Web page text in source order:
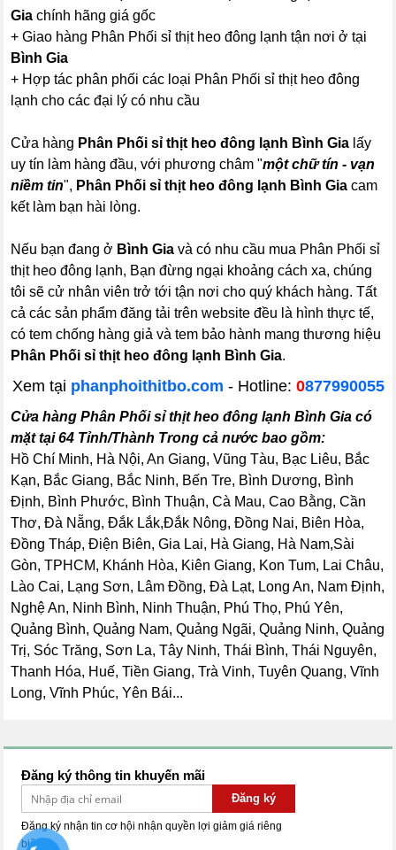
Gia chính hãng giá gốc
+ Giao hàng Phân Phối sỉ thịt heo đông lạnh tận nơi ở tại
Bình Gia
+ Hợp tác phân phối các loại Phân Phối sỉ thịt heo đông
lạnh cho các đại lý có nhu cầu
Cửa hàng Phân Phối sỉ thịt heo đông lạnh Bình Gia lấy
uy tín làm hàng đầu, với phương châm "một chữ tín - vạn
niềm tin", Phân Phối sỉ thịt heo đông lạnh Bình Gia cam
kết làm bạn hài lòng.
Nếu bạn đang ở Bình Gia và có nhu cầu mua Phân Phối sỉ
thịt heo đông lạnh, Bạn đừng ngại khoảng cách xa, chúng
tôi sẽ cử nhân viên trở tới tận nơi cho quý khách hàng. Tất
cả các sản phẩm đăng tải trên website đều là hình thực tế,
có tem chống hàng giả và tem bảo hành mang thương hiệu
Phân Phối sỉ thịt heo đông lạnh Bình Gia.
Xem tại phanphoithitbo.com - Hotline: 0877990055
Cửa hàng Phân Phối sỉ thịt heo đông lạnh Bình Gia có
mặt tại 64 Tỉnh/Thành Trong cả nước bao gồm:
Hồ Chí Minh, Hà Nội, An Giang, Vũng Tàu, Bạc Liêu, Bắc
Kạn, Bắc Giang, Bắc Ninh, Bến Tre, Bình Dương, Bình
Định, Bình Phước, Bình Thuận, Cà Mau, Cao Bằng, Cần
Thơ, Đà Nẵng, Đắk Lắk,Đắk Nông, Đồng Nai, Biên Hòa,
Đồng Tháp, Điện Biên, Gia Lai, Hà Giang, Hà Nam,Sài
Gòn, TPHCM, Khánh Hòa, Kiên Giang, Kon Tum, Lai Châu,
Lào Cai, Lạng Sơn, Lâm Đồng, Đà Lạt, Long An, Nam Định,
Nghệ An, Ninh Bình, Ninh Thuận, Phú Thọ, Phú Yên,
Quảng Bình, Quảng Nam, Quảng Ngãi, Quảng Ninh, Quảng
Trị, Sóc Trăng, Sơn La, Tây Ninh, Thái Bình, Thái Nguyên,
Thanh Hóa, Huế, Tiền Giang, Trà Vinh, Tuyên Quang, Vĩnh
Long, Vĩnh Phúc, Yên Bái...
Đăng ký thông tin khuyến mãi
Đăng ký
Đăng ký nhận tin cơ hội nhận quyền lợi giảm giá riêng
biệt.